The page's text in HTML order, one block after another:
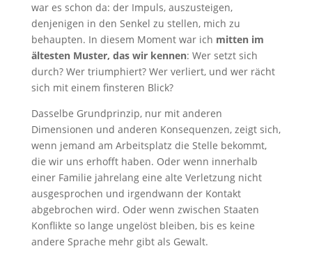
war es schon da: der Impuls, auszusteigen,
denjenigen in den Senkel zu stellen, mich zu
behaupten. In diesem Moment war ich mitten im
ältesten Muster, das wir kennen: Wer setzt sich
durch? Wer triumphiert? Wer verliert, und wer rächt
sich mit einem finsteren Blick?
Dasselbe Grundprinzip, nur mit anderen
Dimensionen und anderen Konsequenzen, zeigt sich,
wenn jemand am Arbeitsplatz die Stelle bekommt,
die wir uns erhofft haben. Oder wenn innerhalb
einer Familie jahrelang eine alte Verletzung nicht
ausgesprochen und irgendwann der Kontakt
abgebrochen wird. Oder wenn zwischen Staaten
Konflikte so lange ungelöst bleiben, bis es keine
andere Sprache mehr gibt als Gewalt.